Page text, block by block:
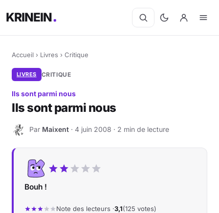
KRINEIN
Accueil › Livres › Critique
LIVRES CRITIQUE
Ils sont parmi nous
Ils sont parmi nous
M Par Maixent · 4 juin 2008 · 2 min de lecture
Bouh !
Note des lecteurs ·3,1(125 votes)